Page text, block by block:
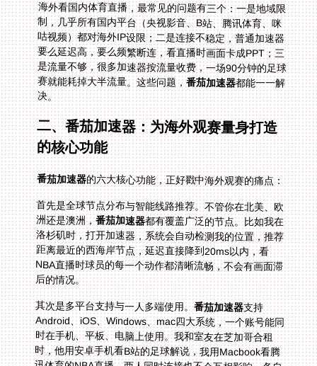
海外看国内体育直播，最常见的问题有三个：一是地域限
制，几乎所有国内平台（央视影音、B站、腾讯体育、咪
咕视频）都对海外IP设限；二是连接不稳定，普通加速器
要么延迟高，要么频繁断连，看直播时画面卡成PPT；三
是流量不够，很多加速器按流量收费，一场90分钟的足球
赛就能耗掉大半流量。这些问题，番茄加速器都能一一解
决。
二、番茄加速器：为海外观赛量身打造
的核心功能
番茄加速器的六大核心功能，正好戳中海外观赛的痛点：
首先是全球节点分布与智能线路推荐。不管你在北美、欧
洲还是澳洲，番茄加速器都有覆盖广泛的节点。比如我在
洛杉矶时，打开加速器，系统会自动检测我的位置，推荐
距离最近的西海岸节点，延迟直接降到20ms以内，看
NBA直播时球员的每一个动作都清晰流畅，不会有画面滞
后的情况。
其次是多平台支持与一人多端使用。番茄加速器支持
Android、iOS、Windows、mac四大系统，一个账号能同
时在手机、平板、电脑上使用。我和室友在芝加哥合租
时，他用安卓手机看B站的足球解说，我用Macbook看腾
讯体育的NBA直播，两人同时连接也不会互相影响，各自